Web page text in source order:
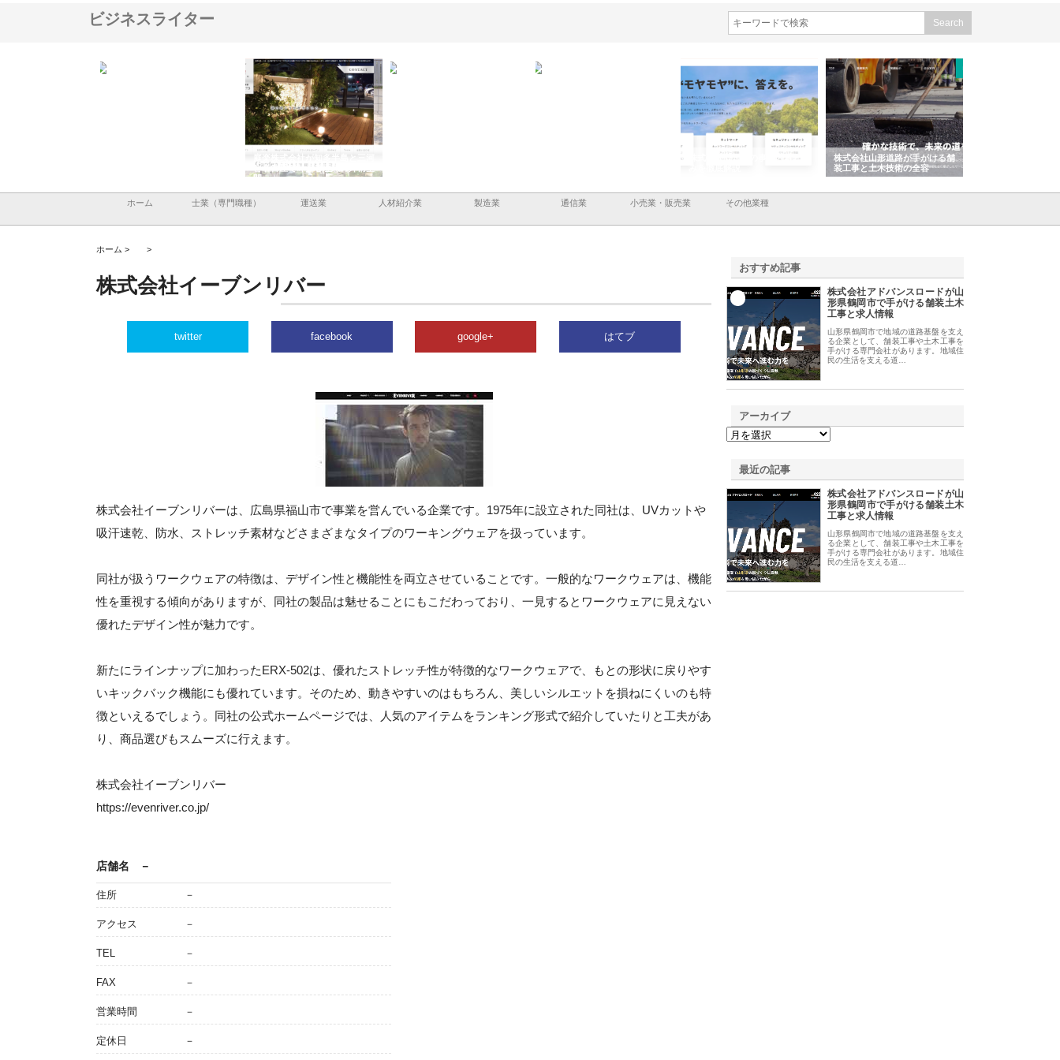
ビジネスライター
と名古屋で叶える理想の外構空
間
株式会社ＣＳＡの事業内容と強
株式会社山形道路が手がける舗
装工事と土木技術の全容
ホーム 士業（専門職種） 運送業 人材紹介業 製造業 通信業 小売業・販売業 その他業種
ホーム > >
株式会社イーブンリバー
twitter facebook google+ はてブ
株式会社イーブンリバーは、広島県福山市で事業を営んでいる企業です。1975年に設立された同社は、UVカットや
吸汗速乾、防水、ストレッチ素材などさまざまなタイプのワーキングウェアを扱っています。
同社が扱うワークウェアの特徴は、デザイン性と機能性を両立させていることです。一般的なワークウェアは、機能
性を重視する傾向がありますが、同社の製品は魅せることにもこだわっており、一見するとワークウェアに見えない
優れたデザイン性が魅力です。
新たにラインナップに加わったERX-502は、優れたストレッチ性が特徴的なワークウェアで、もとの形状に戻りやす
いキックバック機能にも優れています。そのため、動きやすいのはもちろん、美しいシルエットを損ねにくいのも特
徴といえるでしょう。同社の公式ホームページでは、人気のアイテムをランキング形式で紹介していたりと工夫があ
り、商品選びもスムーズに行えます。
株式会社イーブンリバー
https://evenriver.co.jp/
店舗名 －
住所 －
アクセス －
TEL －
FAX －
営業時間 －
定休日 －
おすすめ記事
株式会社アドバンスロードが山
形県鶴岡市で手がける舗装土木
工事と求人情報
山形県鶴岡市で地域の道路基盤を支え
る企業として、舗装工事や土木工事を
手がける専門会社があります。地域住
民の生活を支える道…
アーカイブ
最近の記事
株式会社アドバンスロードが山
形県鶴岡市で手がける舗装土木
工事と求人情報
山形県鶴岡市で地域の道路基盤を支え
る企業として、舗装工事や土木工事を
手がける専門会社があります。地域住
民の生活を支える道…